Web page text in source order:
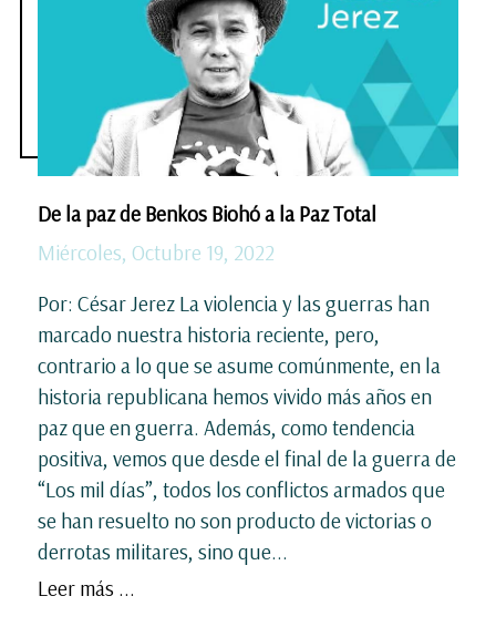
De la paz de Benkos Biohó a la Paz Total
Miércoles, Octubre 19, 2022
Por: César Jerez La violencia y las guerras han
marcado nuestra historia reciente, pero,
contrario a lo que se asume comúnmente, en la
historia republicana hemos vivido más años en
paz que en guerra. Además, como tendencia
positiva, vemos que desde el final de la guerra de
“Los mil días”, todos los conflictos armados que
se han resuelto no son producto de victorias o
derrotas militares, sino que...
Leer más ...